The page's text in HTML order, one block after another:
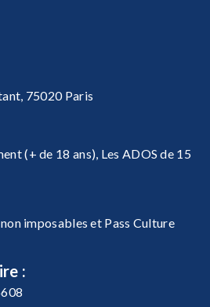
75020 Paris
(+ de 18 ans), Les ADOS de 15
imposables et Pass Culture
: